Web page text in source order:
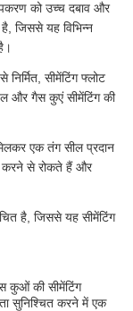
को उच्च दबाव और
जिससे यह विभिन्न
सीमेंटिंग फ्लोट
और गैस कुएं सीमेंटिंग की
एक तंग सील प्रदान
करने से रोकते हैं और
है, जिससे यह सीमेंटिंग
कुओं की सीमेंटिंग
सुनिश्चित करने में एक